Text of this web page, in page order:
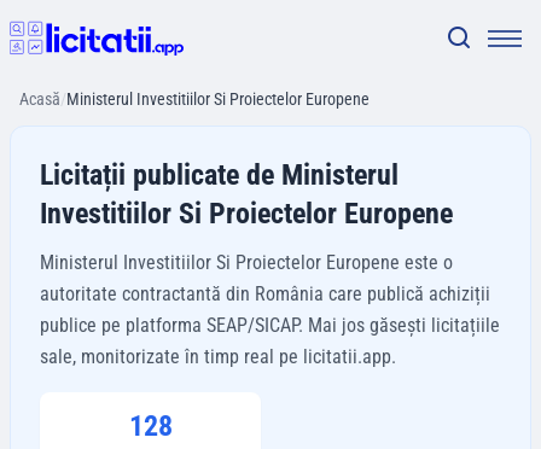
Acasă/Ministerul Investitiilor Si Proiectelor Europene
Licitații publicate de Ministerul
Investitiilor Si Proiectelor Europene
Ministerul Investitiilor Si Proiectelor Europene este o
autoritate contractantă din România care publică achiziții
publice pe platforma SEAP/SICAP. Mai jos găsești licitațiile
sale, monitorizate în timp real pe licitatii.app.
128